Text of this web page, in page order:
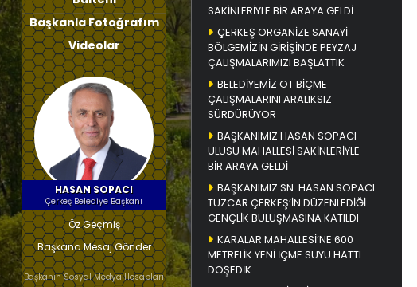
Başkanla Fotoğrafım
Videolar
HASAN SOPACI
Çerkeş Belediye Başkanı
Öz Geçmiş
Başkana Mesaj Gönder
Başkanın Sosyal Medya Hesapları
SAKİNLERİYLE BİR ARAYA GELDİ
ÇERKEŞ ORGANİZE SANAYİ
BÖLGEMİZİN GİRİŞİNDE PEYZAJ
ÇALIŞMALARIMIZI BAŞLATTIK
BELEDİYEMİZ OT BİÇME
ÇALIŞMALARINI ARALIKSIZ
SÜRDÜRÜYOR
BAŞKANIMIZ HASAN SOPACI
ULUSU MAHALLESİ SAKİNLERİYLE
BİR ARAYA GELDİ
BAŞKANIMIZ SN. HASAN SOPACI
TUZCAR ÇERKEŞ’İN DÜZENLEDİĞİ
GENÇLİK BULUŞMASINA KATILDI
KARALAR MAHALLESİ’NE 600
METRELİK YENİ İÇME SUYU HATTI
DÖŞEDİK